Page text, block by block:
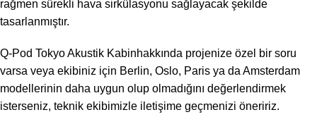
rağmen sürekli hava sirkülasyonu sağlayacak şekilde
tasarlanmıştır.
Q-Pod Tokyo Akustik Kabinhakkında projenize özel bir soru
varsa veya ekibiniz için Berlin, Oslo, Paris ya da Amsterdam
modellerinin daha uygun olup olmadığını değerlendirmek
isterseniz, teknik ekibimizle iletişime geçmenizi öneririz.